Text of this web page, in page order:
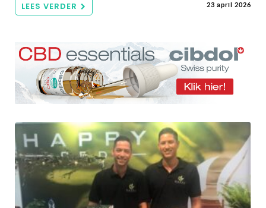
LEES VERDER 23 april 2026